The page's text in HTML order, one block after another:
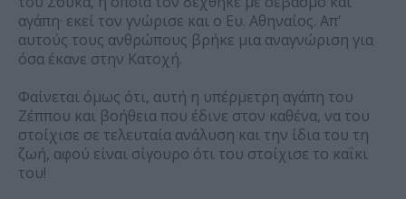
αγάπη· εκεί τον γνώρισε και ο Ευ. Αθηναίος. Απ’
αυτούς τους ανθρώπους βρήκε μια αναγνώριση για
όσα έκανε στην Κατοχή.
Φαίνεται όμως ότι, αυτή η υπέρμετρη αγάπη του
Ζέππου και βοήθεια που έδινε στον καθένα, να του
στοίχισε σε τελευταία ανάλυση και την ίδια του τη
ζωή, αφού είναι σίγουρο ότι του στοίχισε το καΐκι
του!